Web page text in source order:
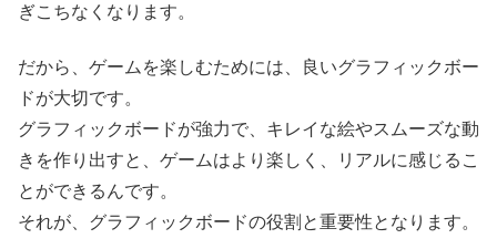
ぎこちなくなります。
だから、ゲームを楽しむためには、良いグラフィックボー
ドが大切です。
グラフィックボードが強力で、キレイな絵やスムーズな動
きを作り出すと、ゲームはより楽しく、リアルに感じるこ
とができるんです。
それが、グラフィックボードの役割と重要性となります。